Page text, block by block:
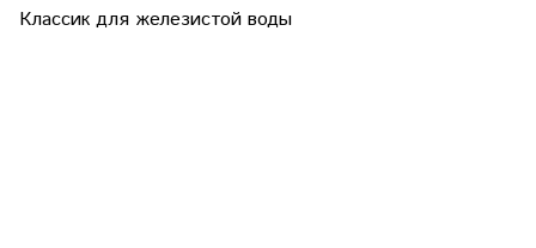
Классик для железистой воды